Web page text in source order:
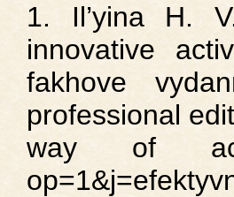
1. Il’yina H.
innovative
fakhove
professional
way of